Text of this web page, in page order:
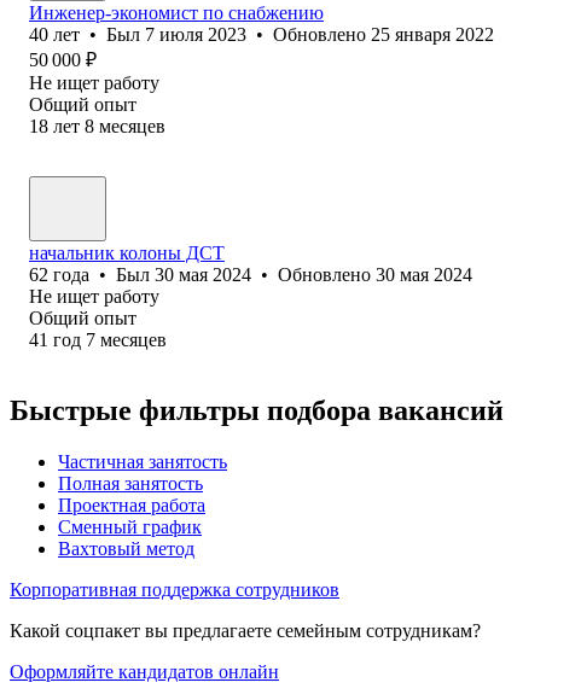
Инженер-экономист по снабжению
40 лет • Был 7 июля 2023 • Обновлено 25 января 2022
50 000 ₽
Не ищет работу
Общий опыт
18 лет 8 месяцев
начальник колоны ДСТ
62 года • Был 30 мая 2024 • Обновлено 30 мая 2024
Не ищет работу
Общий опыт
41 год 7 месяцев
Быстрые фильтры подбора вакансий
Частичная занятость
Полная занятость
Проектная работа
Сменный график
Вахтовый метод
Корпоративная поддержка сотрудников
Какой соцпакет вы предлагаете семейным сотрудникам?
Оформляйте кандидатов онлайн